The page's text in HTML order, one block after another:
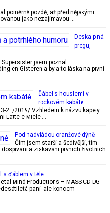
poměrně pozdě, až před nějakými
jako nezajímavou …
Deska plná
progu,
jsem poznal
en Gisteren a byla to láska na první
Ďábel s houslemi v
rockovém kabátě
2 /2019/ Vzhledem k názvu kapely
Latte e Miele …
Pod nadvládou oranžové dýně
Čím jsem starší a šedivější, tím
a získávání prvních životních
s ďáblem v těle
Mind Productions – MASS CD DG
paní, ale koncem